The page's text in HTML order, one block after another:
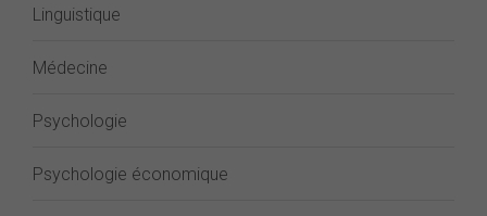
Linguistique
Médecine
Psychologie
Psychologie économique